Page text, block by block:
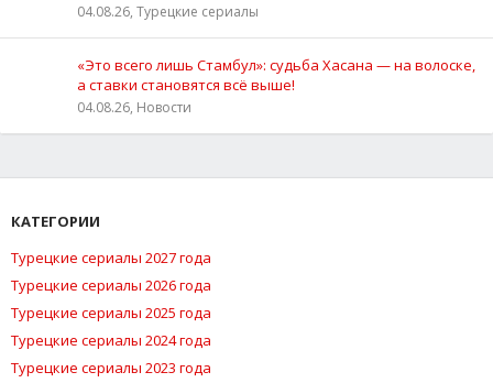
04.08.26, Турецкие сериалы
«Это всего лишь Стамбул»: судьба Хасана — на волоске,
а ставки становятся всё выше!
04.08.26, Новости
КАТЕГОРИИ
Турецкие сериалы 2027 года
Турецкие сериалы 2026 года
Турецкие сериалы 2025 года
Турецкие сериалы 2024 года
Турецкие сериалы 2023 года